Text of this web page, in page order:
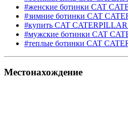
#женские ботинки CAT
#зимние ботинки CAT
#купить CAT
#мужские ботинки CAT
#теплые ботинки CAT
Местонахождение